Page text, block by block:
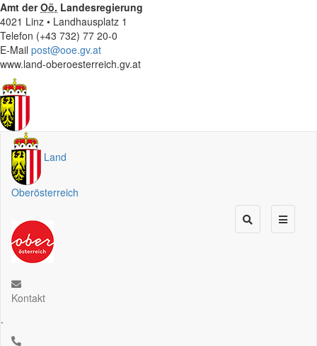
Amt derOö. Landesregierung
4021 Linz • Landhausplatz 1
Telefon (+43 732) 77 20-0
E-Mail post@ooe.gv.at
www.land-oberoesterreich.gv.at
Land
Oberösterreich
Kontakt
.